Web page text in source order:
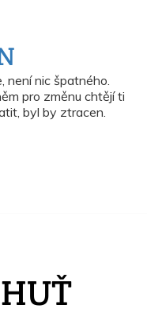
není nic špatného.
pro změnu chtějí ti
byl by ztracen.